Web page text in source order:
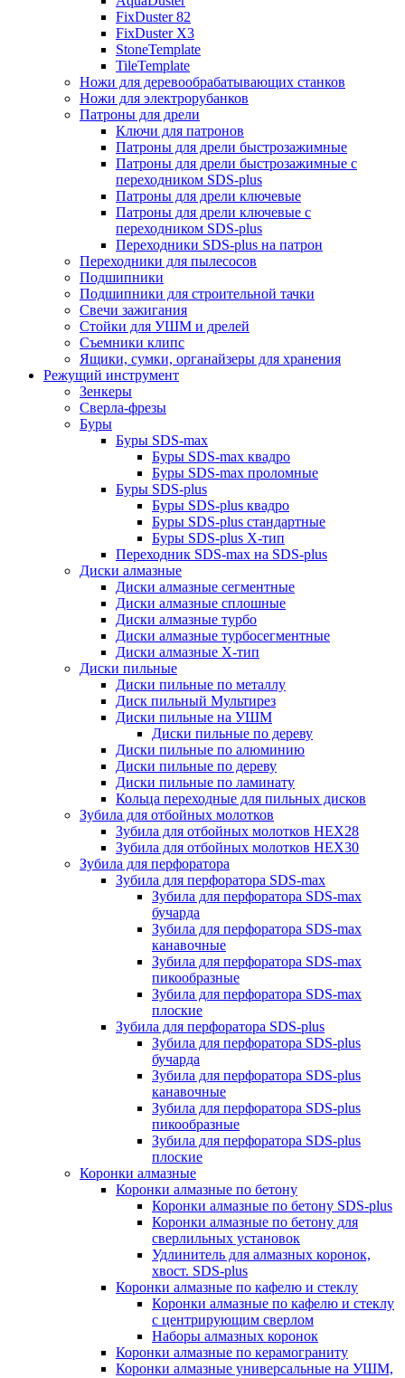
FixDuster 82
FixDuster Х3
StoneTemplate
TileTemplate
Ножи для деревообрабатывающих станков
Ножи для электрорубанков
Патроны для дрели
Ключи для патронов
Патроны для дрели быстрозажимные
Патроны для дрели быстрозажимные с
переходником SDS-plus
Патроны для дрели ключевые
Патроны для дрели ключевые с
переходником SDS-plus
Переходники SDS-plus на патрон
Переходники для пылесосов
Подшипники
Подшипники для строительной тачки
Свечи зажигания
Стойки для УШМ и дрелей
Съемники клипс
Ящики, сумки, органайзеры для хранения
Режущий инструмент
Зенкеры
Сверла-фрезы
Буры
Буры SDS-max
Буры SDS-max квадро
Буры SDS-max проломные
Буры SDS-plus
Буры SDS-plus квадро
Буры SDS-plus стандартные
Буры SDS-plus Х-тип
Переходник SDS-max на SDS-plus
Диски алмазные
Диски алмазные сегментные
Диски алмазные сплошные
Диски алмазные турбо
Диски алмазные турбосегментные
Диски алмазные Х-тип
Диски пильные
Диски пильные по металлу
Диск пильный Мультирез
Диски пильные на УШМ
Диски пильные по дереву
Диски пильные по алюминию
Диски пильные по дереву
Диски пильные по ламинату
Кольца переходные для пильных дисков
Зубила для отбойных молотков
Зубила для отбойных молотков HEX28
Зубила для отбойных молотков HEX30
Зубила для перфоратора
Зубила для перфоратора SDS-max
Зубила для перфоратора SDS-max
бучарда
Зубила для перфоратора SDS-max
канавочные
Зубила для перфоратора SDS-max
пикообразные
Зубила для перфоратора SDS-max
плоские
Зубила для перфоратора SDS-plus
Зубила для перфоратора SDS-plus
бучарда
Зубила для перфоратора SDS-plus
канавочные
Зубила для перфоратора SDS-plus
пикообразные
Зубила для перфоратора SDS-plus
плоские
Коронки алмазные
Коронки алмазные по бетону
Коронки алмазные по бетону SDS-plus
Коронки алмазные по бетону для
сверлильных установок
Удлинитель для алмазных коронок,
хвост. SDS-plus
Коронки алмазные по кафелю и стеклу
Коронки алмазные по кафелю и стеклу
c центрирующим сверлом
Наборы алмазных коронок
Коронки алмазные по керамограниту
Коронки алмазные универсальные на УШМ,